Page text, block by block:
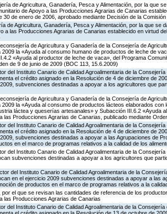
de Agricultura, Ganadería, Pesca y Alimentación, por la que
de Apoyo a las Producciones Agrarias de Canarias
30 de enero de 2006, aprobado mediante Decisión de la
de Agricultura, Ganadería, Pesca y Alimentación, por la que se
a las Producciones Agrarias de Canarias establecido en virtud
de Agricultura y Ganadería de la Consejería de
la «Ayuda al consumo humano de productos de leche de
«Ayuda al productor de leche de vaca», del Programa
de 9 de junio de 2009 (BOC 113, 15.6.2009)
del Instituto Canario de Calidad Agroalimentaria de la
el crédito asignado en la Resolución de 4 de diciembre de
subvenciones destinadas a apoyar a los agricultores que
de Agricultura y Ganadería de la Consejería de
la «Ayuda al consumo de productos lácteos elaborados con
láctea y queserías artesanales» y Subacción III.6.2 «Ayuda
las Producciones Agrarias de Canarias, publicado mediante
del Instituto Canario de Calidad Agroalimentaria de la
el crédito asignado en la Resolución de 4 de diciembre de
subvenciones destinadas a apoyar a las Agrupaciones de
en el marco de programas relativos a la calidad de los
del Instituto Canario de Calidad Agroalimentaria de la
subvenciones destinadas a apoyar a los agricultores que
del Instituto Canario de Calidad Agroalimentaria de la
en el ejercicio 2009 subvenciones destinadas a apoyar a las
de productos en el marco de programas relativos a la
el que se revisan las cantidades de referencia de los
las Producciones Agrarias de Canarias
del Instituto Canario de Calidad Agroalimentaria de la